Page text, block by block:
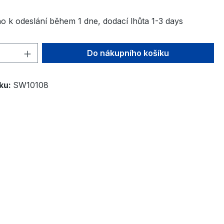
k odeslání během 1 dne, dodací lhůta 1-3 days
produktu: Zadejte požadované
Do nákupního košíku
SW10108